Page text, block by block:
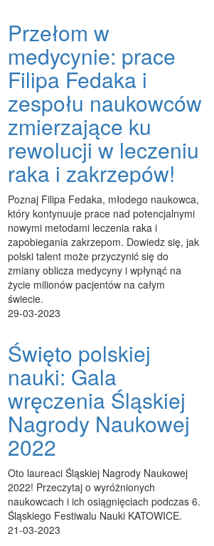
Przełom w
medycynie: prace
Filipa Fedaka i
zespołu naukowców
zmierzające ku
rewolucji w leczeniu
raka i zakrzepów!
Poznaj Filipa Fedaka, młodego naukowca,
który kontynuuje prace nad potencjalnymi
nowymi metodami leczenia raka i
zapobiegania zakrzepom. Dowiedz się, jak
polski talent może przyczynić się do
zmiany oblicza medycyny i wpłynąć na
życie milionów pacjentów na całym
świecie.
29-03-2023
Święto polskiej
nauki: Gala
wręczenia Śląskiej
Nagrody Naukowej
2022
Oto laureaci Śląskiej Nagrody Naukowej
2022! Przeczytaj o wyróżnionych
naukowcach i ich osiągnięciach podczas 6.
Śląskiego Festiwalu Nauki KATOWICE.
21-03-2023